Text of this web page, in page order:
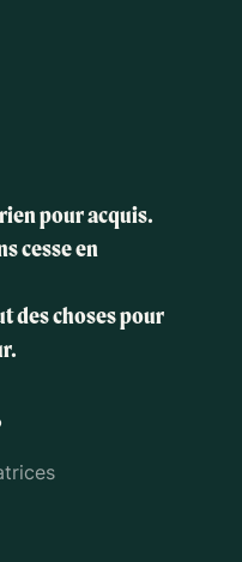
pour acquis.
cesse en
des chosespour